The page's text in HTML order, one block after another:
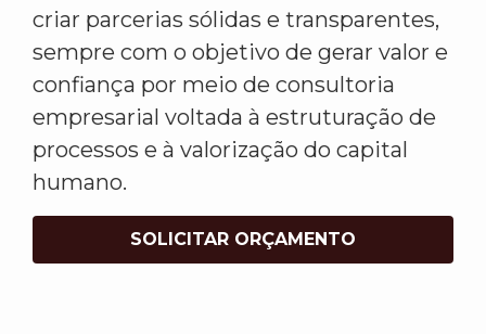
criar parcerias sólidas e transparentes,
sempre com o objetivo de gerar valor e
confiança por meio de consultoria
empresarial voltada à estruturação de
processos e à valorização do capital
humano.
SOLICITAR ORÇAMENTO